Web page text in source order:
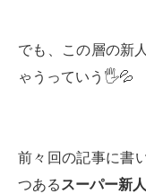
でも、この層の新
ゃうっていう🖐💦
前々回の記事に書
つあるスーパー新人